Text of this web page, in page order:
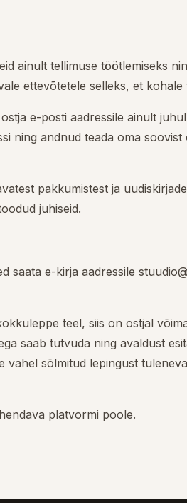
ainult tellimuse töötlemiseks
ettevõtetele selleks, et kohale
e-posti aadressile ainult
ning andnud teada oma soovist
pakkumistest ja
juhiseid.
saata e-kirja aadressile
teel, siis on ostjal
saab tutvuda ning avaldust
sõlmitud lepingust
platvormi poole.